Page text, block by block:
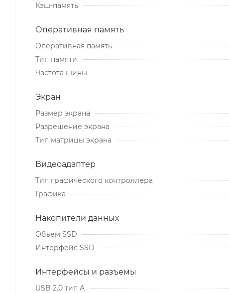
Кэш-память
Оперативная память
Оперативная память
Тип памяти
Частота шины
Экран
Размер экрана
Разрешение экрана
Тип матрицы экрана
Видеоадаптер
Тип графического контроллера
Графика
Накопители данных
Объем SSD
Интерфейс SSD
Интерфейсы и разъемы
USB 2.0 тип A